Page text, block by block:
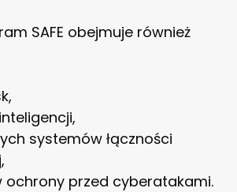
SAFE obejmuje również
systemów łączności
ochrony przed cyberatakami.